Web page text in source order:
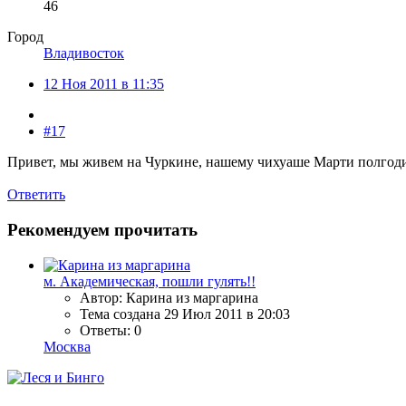
46
Город
Владивосток
12 Ноя 2011 в 11:35
#17
Привет, мы живем на Чуркине, нашему чихуаше Марти
Ответить
Рекомендуем прочитать
м. Академическая, пошли гулять!!
Автор: Карина из маргарина
Тема создана 29 Июл 2011 в 20:03
Ответы: 0
Москва